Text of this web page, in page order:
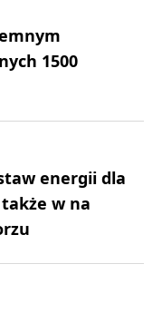
1500
energii dla
w na